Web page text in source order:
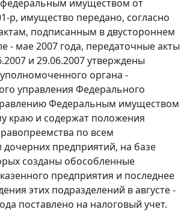
имуществом от
р, имущество передано, согласно
подписанным в двустороннем
- мае 2007 года, передаточные акты
и 29.06.2007 утверждены
органа -
управления Федерального
Федеральным имуществом
краю и содержат положения
по всем
дочерних предприятий, на базе
созданы обособленные
предприятия и последнее
этих подразделений в августе -
поставлено на налоговый учет.